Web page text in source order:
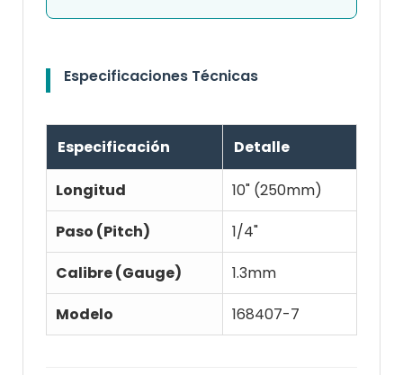
Especificaciones Técnicas
Especificación Detalle
Longitud
10" (250mm)
Paso (Pitch)
1/4"
Calibre (Gauge)
1.3mm
Modelo
168407-7